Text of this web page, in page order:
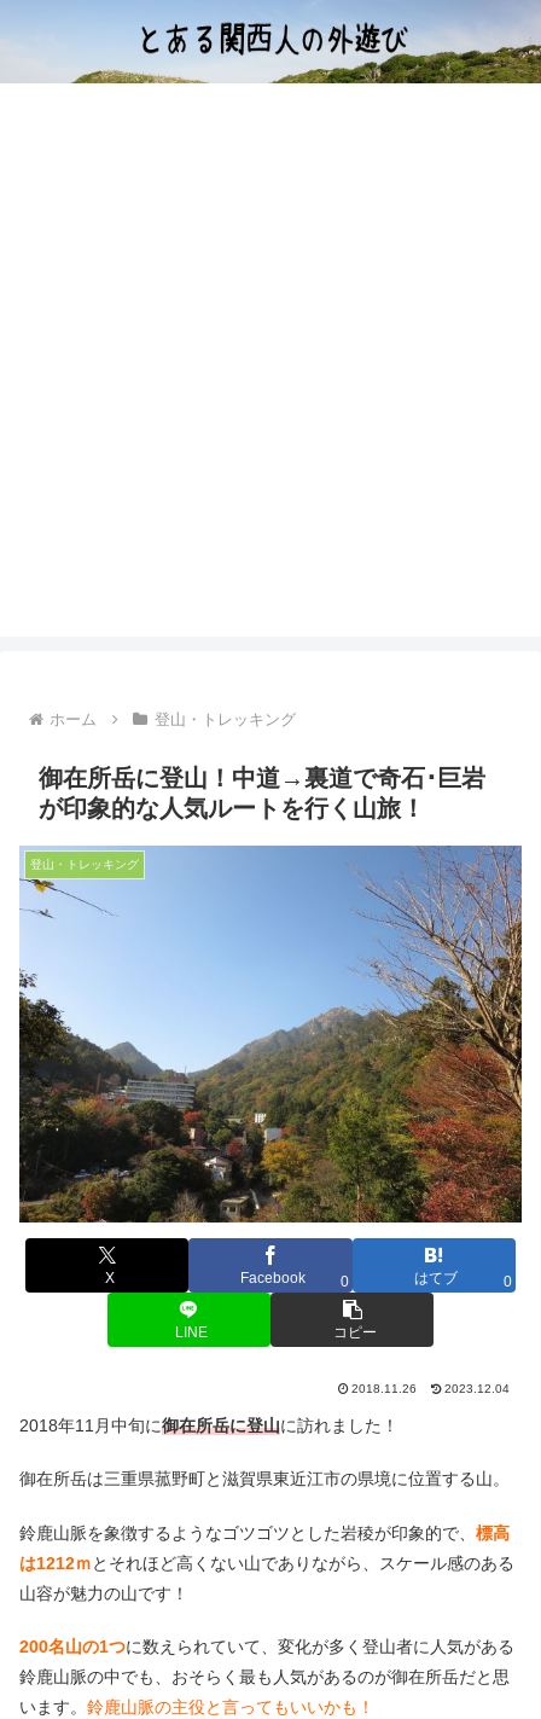
ホーム 登山・トレッキング
御在所岳に登山！中道→裏道で奇石･巨岩
が印象的な人気ルートを行く山旅！
登山・トレッキング
X Facebook 0 はてブ 0
LINE コピー
2018.11.26 2023.12.04
2018年11月中旬に御在所岳に登山に訪れました！
御在所岳は三重県菰野町と滋賀県東近江市の県境に位置する山。
鈴鹿山脈を象徴するようなゴツゴツとした岩稜が印象的で、 標高
は1212ｍとそれほど高くない山でありながら、スケール感のある
山容が魅力の山です！
200名山の1つに数えられていて、変化が多く登山者に人気がある
鈴鹿山脈の中でも、おそらく最も人気があるのが御在所岳だと思
います。 鈴鹿山脈の主役と言ってもいいかも！